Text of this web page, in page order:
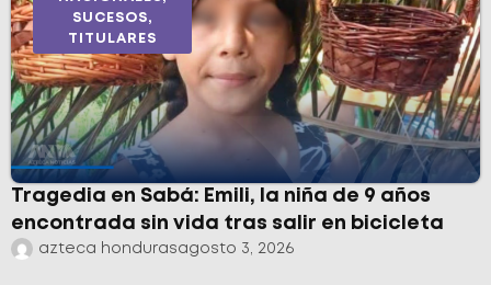
SUCESOS,
TITULARES
Tragedia en Sabá: Emili, la niña de 9 años
encontrada sin vida tras salir en bicicleta
azteca hondurasagosto 3, 2026